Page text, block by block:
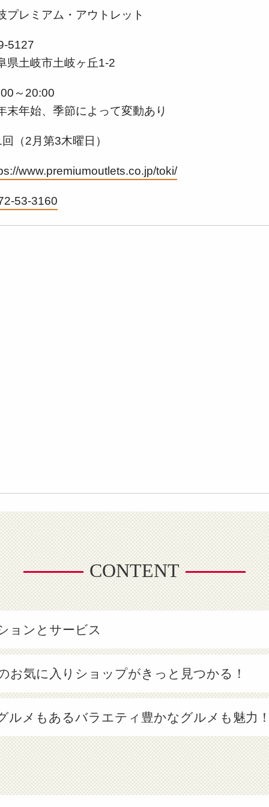
プレミアム・アウトレット
5127
県土岐市土岐ヶ丘1-2
～20:00
末年始、季節によって変動あり
（2月第3木曜日）
www.premiumoutlets.co.jp/toki/
53-3160
CONTENT
ョンとサービス
お気に入りショップがきっと見つかる！
ルメもあるバラエティ豊かなグルメも魅力